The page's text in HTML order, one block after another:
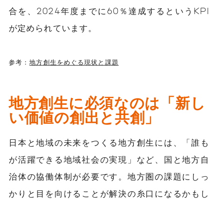
合を、2024年度までに60％達成するというKPI
が定められています。
参考：地方創生をめぐる現状と課題
地方創生に必須なのは「新し
い価値の創出と共創」
日本と地域の未来をつくる地方創生には、「誰も
が活躍できる地域社会の実現」など、国と地方自
治体の協働体制が必要です。地方圏の課題にしっ
かりと目を向けることが解決の糸口になるかもし